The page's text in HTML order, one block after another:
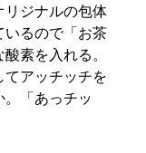
リジナルの包体
るので「お茶
素を入れる。
てアッチッチを
「あっチッ